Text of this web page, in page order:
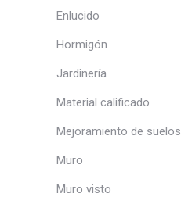
Enlucido
Hormigón
Jardinería
Material calificado
Mejoramiento de suelos
Muro
Muro visto